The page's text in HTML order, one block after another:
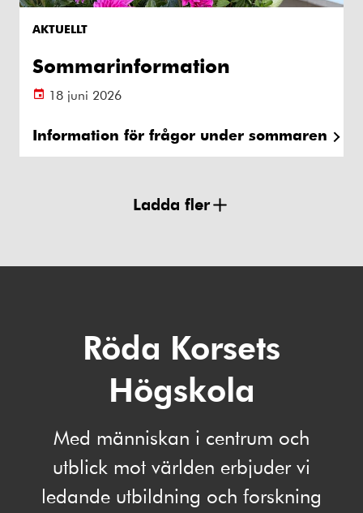
AKTUELLT
Sommarinformation
18 juni 2026
Information för frågor under sommaren
Ladda fler
Röda Korsets
Högskola
Med människan i centrum och
utblick mot världen erbjuder vi
ledande utbildning och forskning